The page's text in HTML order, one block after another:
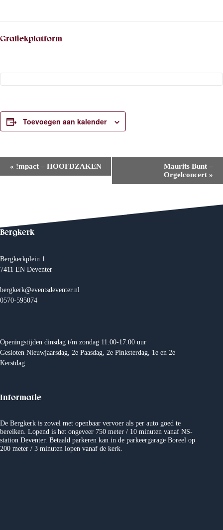
Grafiekplatform
Toevoegen aan kalender
e
t
N
i
g
t
i
e
« !mpact – HOOFDZAKEN
Maurits Bunt –
Orgelconcert »
Bergkerk
Bergkerkplein 1
7411 EN Deventer
bergkerk@eventsdeventer.nl
0570-595074
Openingstijden dinsdag t/m zondag 11.00-17.00 uur
Gesloten Nieuwjaarsdag, 2e Paasdag, 2e Pinksterdag, 1e en 2e
Kerstdag.
Informatie
De Bergkerk is zowel met openbaar vervoer als per auto goed te
bereiken. Lopend is het ongeveer 750 meter / 10 minuten vanaf NS-
station Deventer. Betaald parkeren kan in de parkeergarage Boreel op
200 meter / 3 minuten lopen vanaf de kerk.